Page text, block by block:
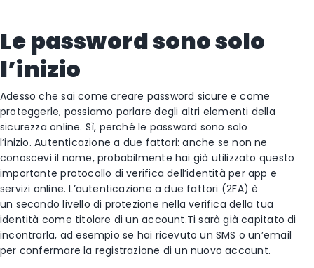
Le password sono solo
l’inizio
Adesso che sai come creare password sicure e come
proteggerle, possiamo parlare degli altri elementi della
sicurezza online. Sì, perché le password sono solo
l’inizio. Autenticazione a due fattori: anche se non ne
conoscevi il nome, probabilmente hai già utilizzato questo
importante protocollo di verifica dell’identità per app e
servizi online. L’autenticazione a due fattori (2FA) è
un secondo livello di protezione nella verifica della tua
identità come titolare di un account.Ti sarà già capitato di
incontrarla, ad esempio se hai ricevuto un SMS o un’email
per confermare la registrazione di un nuovo account.